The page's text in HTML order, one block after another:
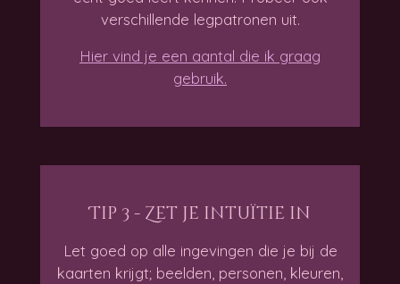
verschillende legpatronen uit.
Hier vind je een aantal die ik graag
gebruik.
Tip 3 - Zet je intuïtie in
Let goed op alle ingevingen die je bij de
kaarten krijgt; beelden, personen, kleuren,